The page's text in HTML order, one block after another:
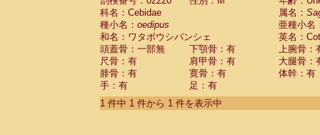
(0)
Cebidae
Cebidae
CebidaeSaguinus nigricollis (0)
Cebidae Saguinus oedipus
Cebidae Saguinus weddelli
Cebidae Saguinusspp.
Cebidae Aotus trivirgatus
Cebidae Cebus albifrons
科名：Cebidae
属名：
種小名： oedipus
亜種小名
和名：ワタボウシパンシェ
英名：
頭蓋骨：一部無
下顎骨：有
上腕骨：
尺骨：有
肩甲骨：有
大腿骨：
腓骨：有
寛骨：有
体幹：有
手：有
足：有
1 件中 1 件から 1 件を表示中